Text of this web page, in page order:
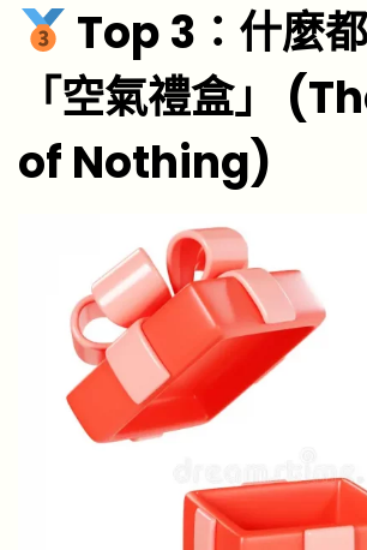
Top 3：什麼
「空氣禮盒」
of Nothing)